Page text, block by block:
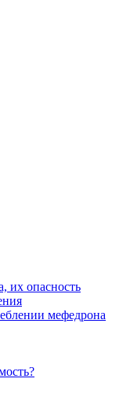
их опасность
мефедрона